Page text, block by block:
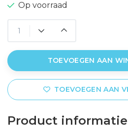
Op voorraad
TOEVOEGEN AAN
TOEVOEGEN AAN
Product informatie